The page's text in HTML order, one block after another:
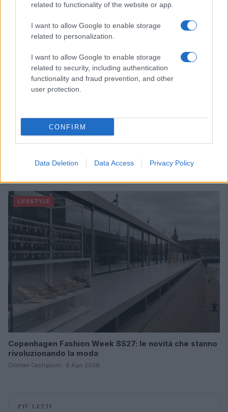
related to functionality of the website or app.
I want to allow Google to enable storage
related to personalization.
I want to allow Google to enable storage
related to security, including authentication
functionality and fraud prevention, and other
user protection.
CONFIRM
Data Deletion Data Access Privacy Policy
Sri Lanka: itinerari tra spiritualità, architettura e
spiagge paradisiache
LIFESTYLE
Copenhagen Fashion Week SS27: le novità che stanno
rivoluzionando la moda
Cristian Castiglioni · 8 Ago 2026
PIÙ LETTI